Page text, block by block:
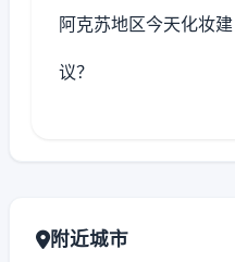
阿克苏地区今天化妆建
议？
附近城市